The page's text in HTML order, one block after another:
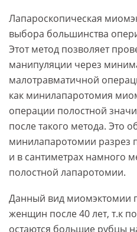
Лапароскопическая
выбора большинства
Этот метод позволяет
манипуляции через
малотравматичной
как минилапаротомия
операции полостной
после такого метода. Это
минилапаротомии разрез
и в сантиметрах намного
полостной лапаротомии.
Данный вид миомэктомии
женщин после 40 лет, т.к
остаются большие рубцы